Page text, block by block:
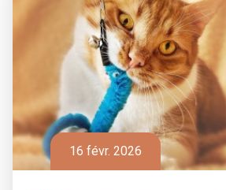
16 févr. 2026